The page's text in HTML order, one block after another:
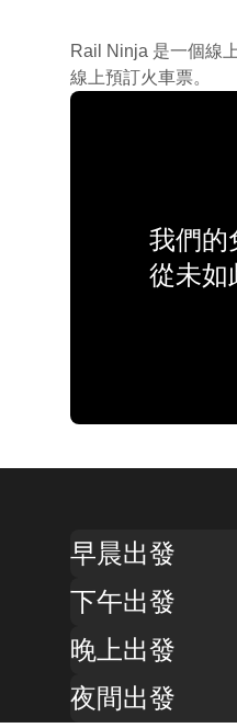
Rail Ninja 是一個線
線上預訂火車票。
我們的
從未如
早晨出發
下午出發
晚上出發
夜間出發